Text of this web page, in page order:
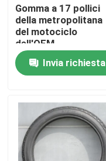
Casa
Prodotti
Chi siamo
Fatory Tour
Gomma a 17 pollici
della metropolitana
del motociclo
dell'OEM
Invia richiesta